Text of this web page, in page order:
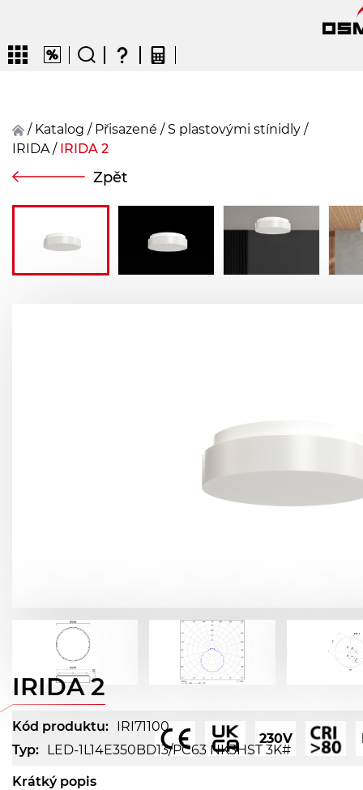
CZENDEFRFIN
/ Katalog / přisazené / S plastovými stínidly /
IRIDA/ IRIDA 2
Zpět
IRIDA 2
Kód produktu: IRI71100
Typ: LED-1L14E350BD13/PC63 NK3HST 3K#
Krátký popis
230V